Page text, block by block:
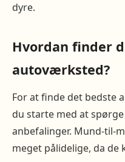
dyre.
Hvordan finder
autoværksted?
For at finde det bedste
du starte med at
anbefalinger. Mund-til-
meget pålidelige, da